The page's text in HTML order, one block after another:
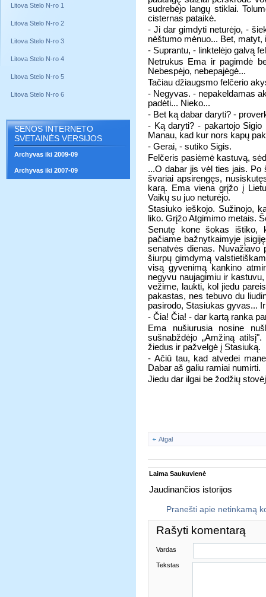
Litova Stelo N-ro 1
Litova Stelo N-ro 2
Litova Stelo N-ro 3
Litova Stelo N-ro 4
Litova Stelo N-ro 5
Litova Stelo N-ro 6
SENOS INTERNETO
SVETAINĖS VERSIJOS
Archyvas iki 2009-09
Archyvas iki 2007-09
sudrebėjo langų stiklai.
cisternas pataikė.
- Ji dar gimdyti neturėjo, -
nėštumo mėnuo... Bet, matyt,
- Suprantu, - linktelėjo galvą
Netrukus Ema ir pagimdė
Nebespėjo, nebepajėgė...
Tačiau džiaugsmo felčerio
- Negyvas. - nepakeldamas
padėti... Nieko...
- Bet ką dabar daryti? -
- Ką daryti? - pakartojo Sigio
Manau, kad kur nors kapų
- Gerai, - sutiko Sigis.
Felčeris pasiėmė kastuvą,
...O dabar jis vėl ties jais. Po
švariai apsirengęs,
karą. Ema viena grįžo į
Vaikų su juo neturėjo.
Stasiuko ieškojo. Sužinojo,
liko. Grįžo Atgimimo metais.
Senutę kone šokas ištiko,
pačiame bažnytkaimyje
senatvės dienas. Nuvažiavo
šiurpų gimdymą
visą gyvenimą kankino
negyvu naujagimiu ir
vežime, laukti, kol jiedu
pakastas, nes tebuvo du
pasirodo, Stasiukas gyvas...
- Čia! Čia! - dar kartą ranka
Ema nušiurusia nosine
sušnabždėjo „Amžiną
žiedus ir pažvelgė į Stasiuką.
- Ačiū tau, kad atvedei
Dabar aš galiu ramiai numirti.
Jiedu dar ilgai be žodžių
Atgal
Laima Saukuvienė
Jaudinančios istorijos
Pranešti apie netinkamą
Rašyti komentarą
Vardas
Tekstas